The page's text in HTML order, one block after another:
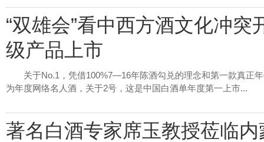
“双雄会”看中西方酒文化冲
级产品上市
关于No.1，凭借100%7—16年陈酒勾兑的理念和第一款真正
为年度网络名人酒，关于2号，这是中国白酒单年度第一上市...
著名白酒专家席玉教授莅临